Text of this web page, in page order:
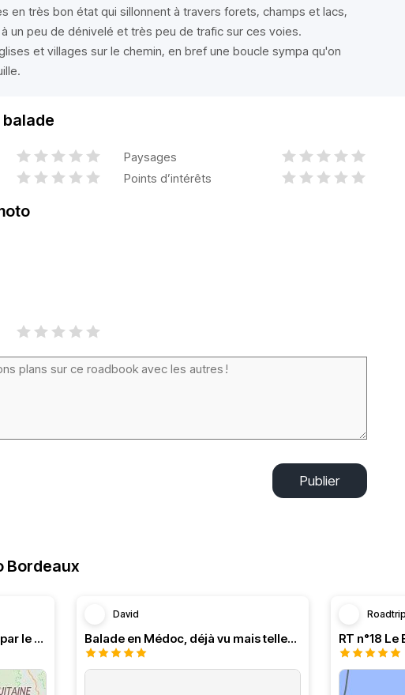
en très bon état qui sillonnent à travers forets, champs et lacs,
un peu de dénivelé et très peu de trafic sur ces voies.
et villages sur le chemin, en bref une boucle sympa qu'on
Paysages
Points d’intérêts
Publier
Bordeaux
Boucle par Royan et descente par le Médoc
David
Balade en Médoc, déjà vu mais tellement agréable